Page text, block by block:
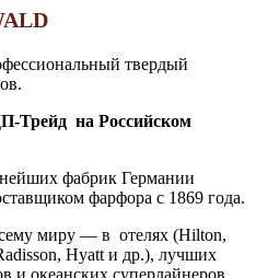
твердый
Трейд на Российском
фабрик Германии
фарфора с 1869 года.
миру — в отелях (Hilton,
Hyatt и др.), лучших